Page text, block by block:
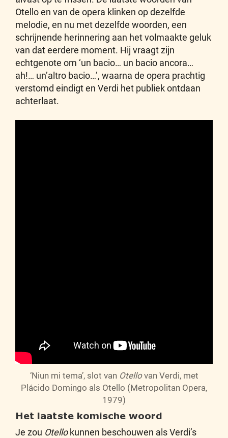
Otello en van de opera klinken op dezelfde
melodie, en nu met dezelfde woorden, een
schrijnende herinnering aan het volmaakte geluk
van dat eerdere moment. Hij vraagt zijn
echtgenote om ‘un bacio… un bacio ancora…
ah!… un’altro bacio…’, waarna de opera prachtig
verstomd eindigt en Verdi het publiek ontdaan
achterlaat.
‘Niun mi tema’, slot van Otellovan Verdi, met
Plácido Domingo als Otello (Metropolitan Opera,
1979)
Het laatste komische woord
Je zou Otellokunnen beschouwen als Verdi’s